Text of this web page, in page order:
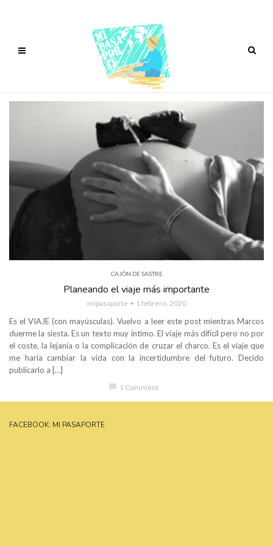
CAJÓN DE SASTRE
Planeando el viaje más importante
mipasaporte 1 febrero, 2020
Es el VIAJE (con mayúsculas). Vuelvo a leer este post mientras Marcos
duerme la siesta. Es un texto muy íntimo. El viaje más difícil pero no por
el coste, la lejanía o la complicación de cruzar el charco. Es el viaje que
me haría cambiar la vida con la incertidumbre del futuro. Decido
publicarlo a […]
chat_bubble 1 Comment
FACEBOOK: MI PASAPORTE